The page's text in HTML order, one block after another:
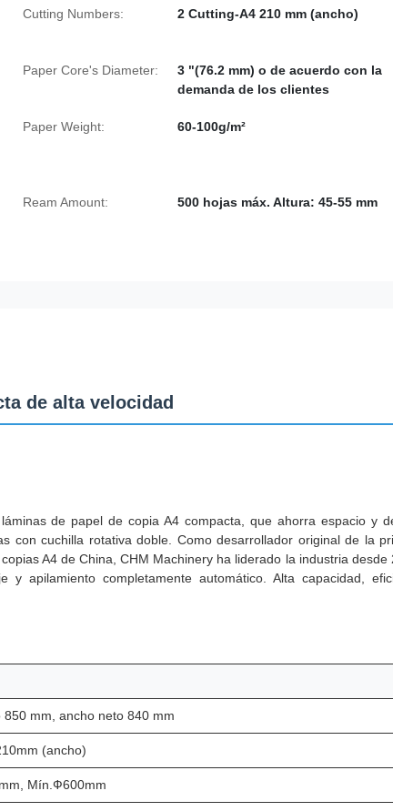
Cutting Numbers: 2 Cutting-A4 210 mm (ancho)
Paper Core's Diameter:
3 "(76.2 mm) o de acuerdo con la
demanda de los clientes
Paper Weight: 60-100g/m²
Ream Amount: 500 hojas máx. Altura: 45-55 mm
de alta velocidad
de papel de copia A4 compacta, que ahorra espacio y
con cuchilla rotativa doble. Como desarrollador original de la
A4 de China, CHM Machinery ha liderado la industria desde
apilamiento completamente automático. Alta capacidad,
850 mm, ancho neto 840 mm
(ancho)
Mín.Ф600mm